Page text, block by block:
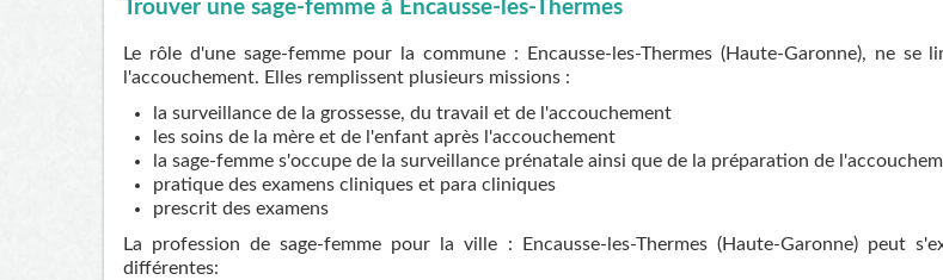
Trouver une sage-femme à Encausse-les-Thermes
Le rôle d'une sage-femme pour la commune : Encausse-les-Thermes (Haute-Garonne), ne se
l'accouchement. Elles remplissent plusieurs missions :
la surveillance de la grossesse, du travail et de l'accouchement
les soins de la mère et de l'enfant après l'accouchement
la sage-femme s'occupe de la surveillance prénatale ainsi que de la préparation de
pratique des examens cliniques et para cliniques
prescrit des examens
La profession de sage-femme pour la ville : Encausse-les-Thermes (Haute-Garonne) peut
différentes: